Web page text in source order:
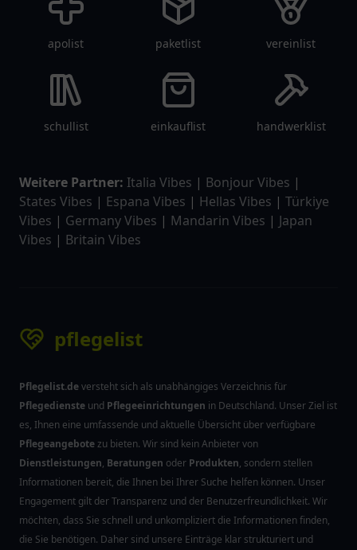
apolist paketlist vereinlist
schullist einkauflist handwerklist
Weitere Partner: Italia Vibes | Bonjour Vibes |
States Vibes | Espana Vibes | Hellas Vibes | Türkiye
Vibes | Germany Vibes | Mandarin Vibes | Japan
Vibes | Britain Vibes
pflegelist
Pflegelist.deversteht sich als unabhängiges Verzeichnis für
Pflegedienste und Pflegeeinrichtungen in Deutschland. Unser Ziel ist
es, Ihnen eine umfassende und aktuelle Übersicht über verfügbare
Pflegeangebotezu bieten. Wir sind kein Anbieter von
Dienstleistungen, Beratungen oder Produkten, sondern stellen
Informationen bereit, die Ihnen bei Ihrer Suche helfen können. Unser
Engagement gilt der Transparenz und der Benutzerfreundlichkeit. Wir
möchten, dass Sie schnell und unkompliziert die Informationen finden,
die Sie benötigen. Daher sind unsere Einträge klar strukturiert und